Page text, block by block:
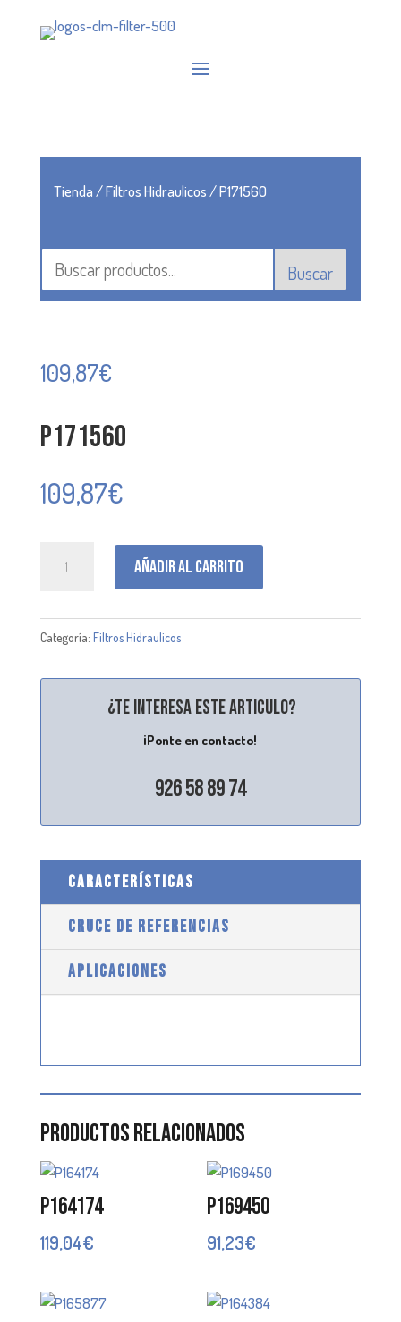
Tienda/Filtros Hidraulicos/ P171560
Buscar
109,87€
P171560
109,87€
Añadir al carrito
Categoría: Filtros Hidraulicos
¿Te interesa este articulo?
¡Ponte en contacto!
926 58 89 74
CARACTERÍSTICAS
CRUCE DE REFERENCIAS
APLICACIONES
Productos relacionados
P164174
119,04€
P169450
91,23€